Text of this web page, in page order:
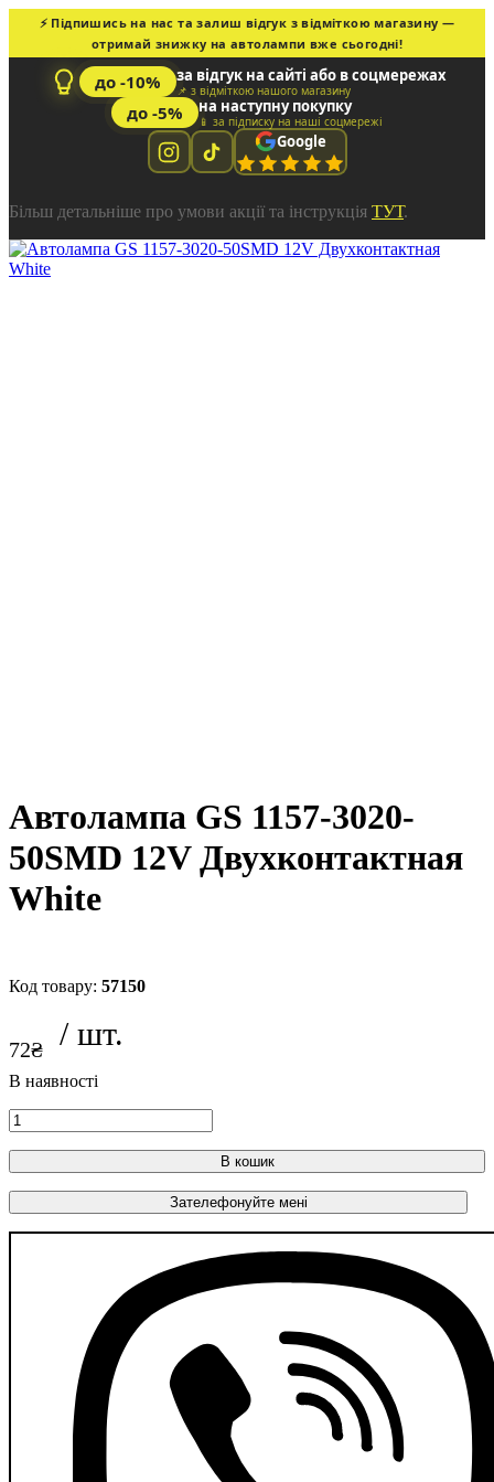
⚡ Підпишись на нас та залиш відгук з відміткою магазину —
отримай знижку на автолампи вже сьогодні!
до -10% за відгук на сайті або в соцмережах
📌 з відміткою нашого магазину
до -5% на наступну покупку
📱 за підписку на наші соцмережі
Google
Більш детальніше про умови акції та інструкція ТУТ.
Автолампа GS 1157-3020-
50SMD 12V Двухконтактная
White
57150
72₴
В кошик
Зателефонуйте мені